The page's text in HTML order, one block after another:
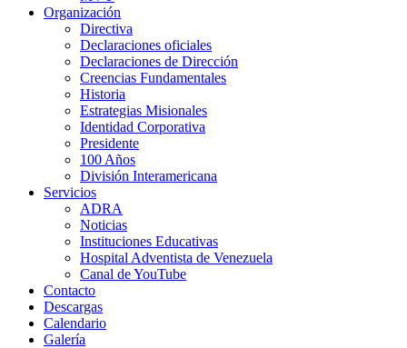
Organización
Directiva
Declaraciones oficiales
Declaraciones de Dirección
Creencias Fundamentales
Historia
Estrategias Misionales
Identidad Corporativa
Presidente
100 Años
División Interamericana
Servicios
ADRA
Noticias
Instituciones Educativas
Hospital Adventista de Venezuela
Canal de YouTube
Contacto
Descargas
Calendario
Galería